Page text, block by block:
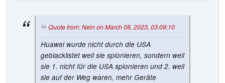
Quote from: Nein on March 08, 2023, 03:09:10
Huawei wurde nicht durch die USA
geblacklistet weil sie spionieren, sondern weil
sie 1. nicht für die USA spionieren und 2. weil
sie auf der Weg waren, mehr Geräte